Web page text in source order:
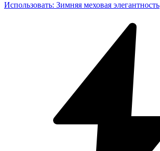
Использовать: Зимняя меховая элегантность